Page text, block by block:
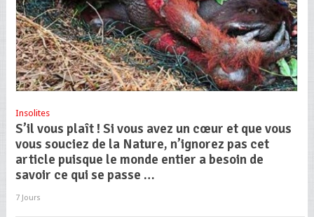
Insolites
S’il vous plaît ! Si vous avez un cœur et que vous
vous souciez de la Nature, n’ignorez pas cet
article puisque le monde entier a besoin de
savoir ce qui se passe …
7 Jours